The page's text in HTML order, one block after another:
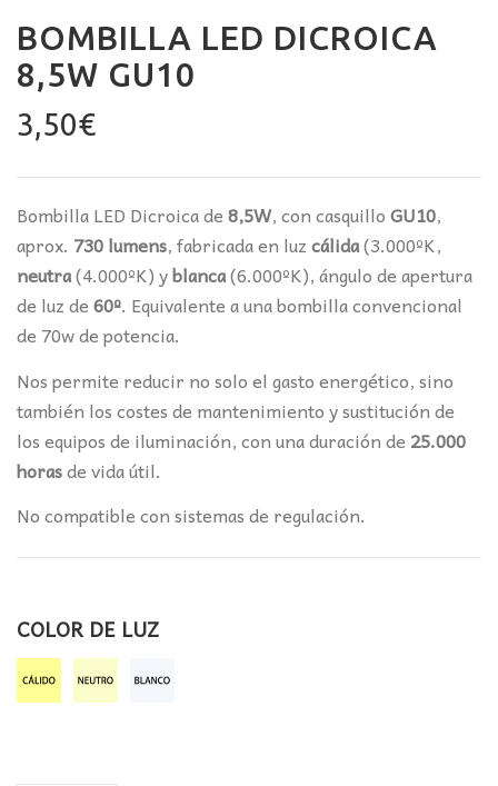
BOMBILLA LED DICROICA
8,5W GU10
3,50€
Bombilla LED Dicroica de8,5W, con casquilloGU10,
aprox. 730 lumens, fabricada en luzcálida(3.000ºK,
neutra(4.000ºK) yblanca(6.000ºK), ángulo de apertura
de luz de60º. Equivalente a una bombilla convencional
de 70w de potencia.
Nos permite reducir no solo el gasto energético, sino
también los costes de mantenimiento y sustitución de
los equipos de iluminación, con una duración de 25.000
horasde vida útil.
No compatible con sistemas de regulación.
COLOR DE LUZ